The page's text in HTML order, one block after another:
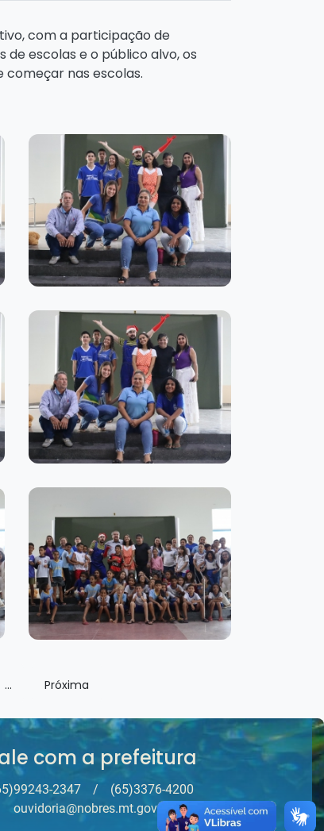
com a participação de
escolas e o público alvo, os
começar nas escolas.
... Próxima
com a prefeitura
2347 /
(65)3376-4200
ouvidoria@nobres.mt.gov.br